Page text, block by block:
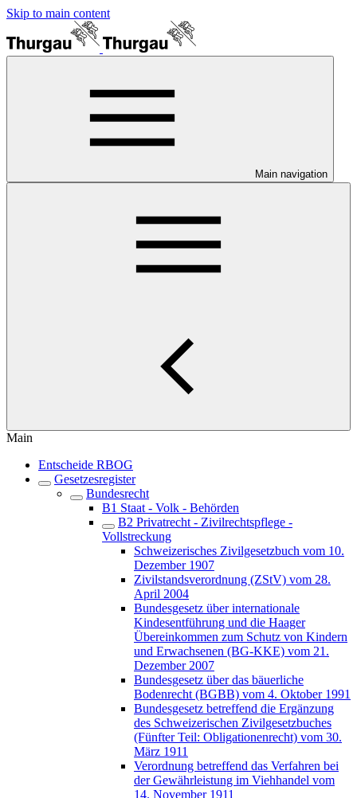
Skip to main content
Main navigation
Main
Entscheide RBOG
Gesetzesregister
Bundesrecht
B1 Staat - Volk - Behörden
B2 Privatrecht - Zivilrechtspflege -
Vollstreckung
Schweizerisches Zivilgesetzbuch vom 10.
Dezember 1907
Zivilstandsverordnung (ZStV) vom 28.
April 2004
Bundesgesetz über internationale
Kindesentführung und die Haager
Übereinkommen zum Schutz von Kindern
und Erwachsenen (BG-KKE) vom 21.
Dezember 2007
Bundesgesetz über das bäuerliche
Bodenrecht (BGBB) vom 4. Oktober 1991
Bundesgesetz betreffend die Ergänzung
des Schweizerischen Zivilgesetzbuches
(Fünfter Teil: Obligationenrecht) vom 30.
März 1911
Verordnung betreffend das Verfahren bei
der Gewährleistung im Viehhandel vom
14. November 1911